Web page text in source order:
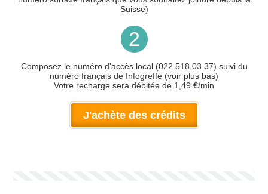
Suisse)
2
Composez le numéro d'accès local (022 518 03 37) suivi du
numéro français de Infogreffe (voir plus bas)
Votre recharge sera débitée de 1,49 €/min
J'achète des crédits